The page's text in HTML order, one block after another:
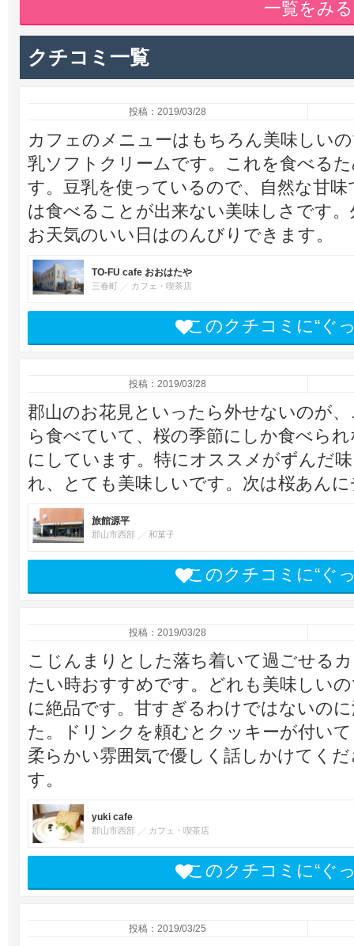
一覧をみる
クチコミ一覧
投稿：2019/03/28
カフェのメニューはもちろん美味しい
乳ソフトクリームです。これを食べる
す。豆乳を使っているので、自然な甘
は食べることが出来ない美味しさです
お天気のいい日はのんびりできます。
TO-FU cafe おおはたや
三春町 カフェ・喫茶店
このクチコミに“ぐ
投稿：2019/03/28
郡山のお花見といったら外せないのが
ら食べていて、桜の季節にしか食べら
にしています。特にオススメがずんだ
れ、とても美味しいです。次は桜あん
旅館源平
郡山市西部 和菓子
このクチコミに“ぐ
投稿：2019/03/28
こじんまりとした落ち着いて過ごせる
たい時おすすめです。どれも美味しい
に絶品です。甘すぎるわけではないの
た。ドリンクを頼むとクッキーが付い
柔らかい雰囲気で優しく話しかけてく
す。
yuki cafe
郡山市西部 カフェ・喫茶店
このクチコミに“ぐ
投稿：2019/03/25